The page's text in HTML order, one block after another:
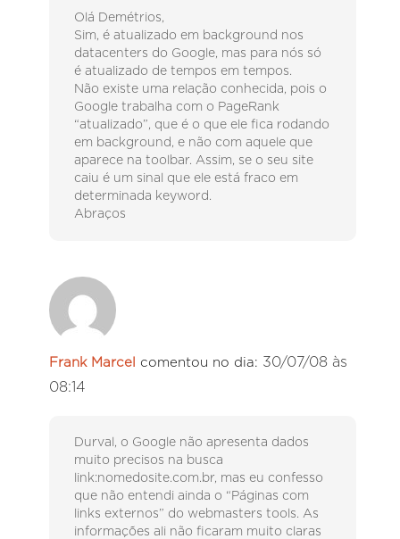
Olá Demétrios,
Sim, é atualizado em background nos
datacenters do Google, mas para nós só
é atualizado de tempos em tempos.
Não existe uma relação conhecida, pois o
Google trabalha com o PageRank
“atualizado”, que é o que ele fica rodando
em background, e não com aquele que
aparece na toolbar. Assim, se o seu site
caiu é um sinal que ele está fraco em
determinada keyword.
Abraços
Frank Marcel comentou no dia: 30/07/08 às
08:14
Durval, o Google não apresenta dados
muito precisos na busca
link:nomedosite.com.br, mas eu confesso
que não entendi ainda o “Páginas com
links externos” do webmasters tools. As
informações ali não ficaram muito claras